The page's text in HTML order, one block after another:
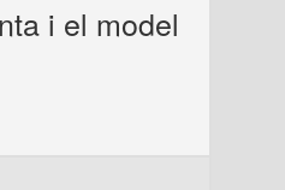
i el model